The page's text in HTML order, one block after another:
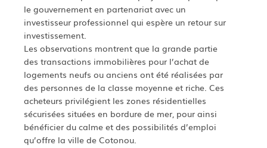
le gouvernement en partenariat avec un
investisseur professionnel qui espère un retour sur
investissement.
Les observations montrent que la grande partie
des transactions immobilières pour l’achat de
logements neufs ou anciens ont été réalisées par
des personnes de la classe moyenne et riche. Ces
acheteurs privilégient les zones résidentielles
sécurisées situées en bordure de mer, pour ainsi
bénéficier du calme et des possibilités d’emploi
qu’offre la ville de Cotonou.